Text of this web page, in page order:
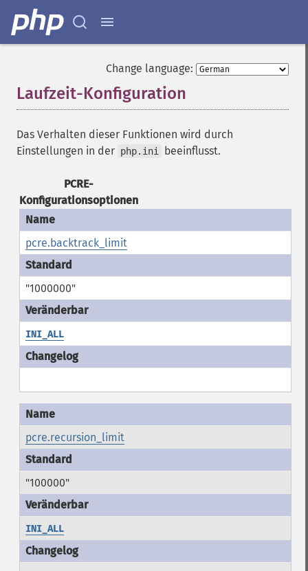
Change language:
Laufzeit-Konfiguration
Das Verhalten dieser Funktionen wird durch
Einstellungen in der php.ini beeinflusst.
PCRE-
Konfigurationsoptionen
pcre.backtrack_limit
"1000000"
INI_ALL
pcre.recursion_limit
"100000"
INI_ALL